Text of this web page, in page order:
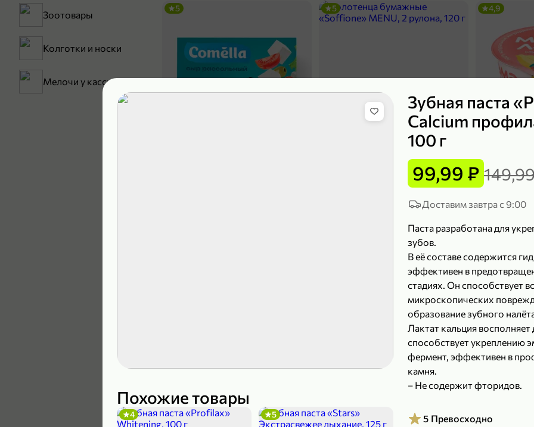
Похожие товары
4 5
Зубная паста
Calcium
100 г
99,99 ₽
Доставим завтра с 9:00
Паста разработана для
зубов.
В её составе содержится
эффективен в
стадиях. Он способствует
микроскопических
образование зубного
Лактат кальция
способствует укреплению
фермент, эффективен в
камня.
– Не содержит фторидов.
5 Превосходно
Зоотовары
Колготки и носки
Мелочи у кассы
5
120 г
Полотенца бумажные «Soffione» MENU, 2 рулона, 120 г
5
39,99 ₽
4,9
189,99 ₽
В корзину
299,99 ₽
300 г
В корзину
149,99
199,99 ₽
5